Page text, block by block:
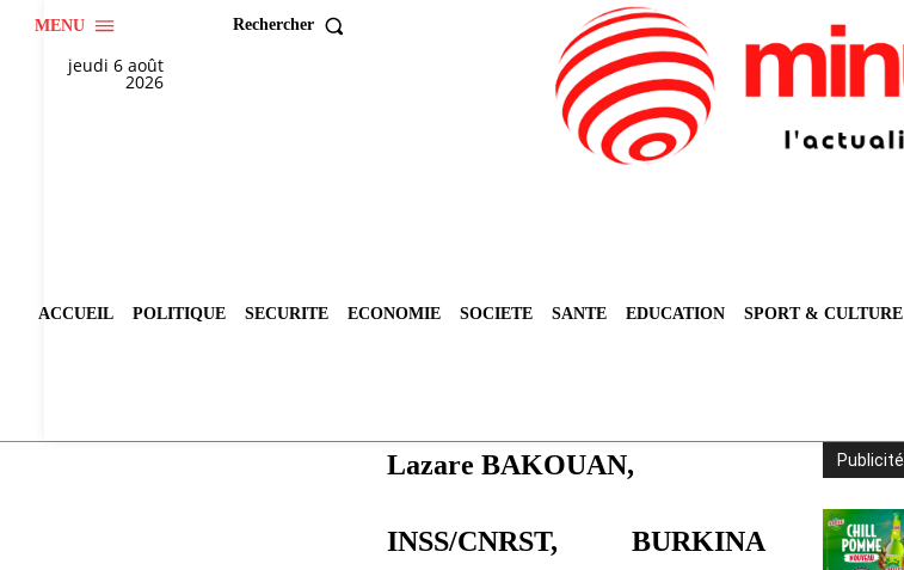
MENU Rechercher
jeudi 6 août
2026
ACCUEIL POLITIQUE SECURITE ECONOMIE SOCIETE SANTE EDUCATION SPORT & CULTURE
Lazare BAKOUAN,
INSS/CNRST, BURKINA
Publicité